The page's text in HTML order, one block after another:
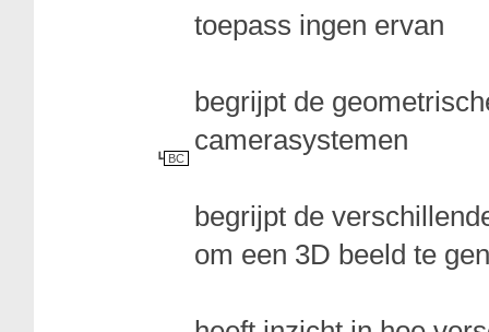
BC
toepass ingen ervan
begrijpt de
camerasystemen
begrijpt de
om een 3D beeld te